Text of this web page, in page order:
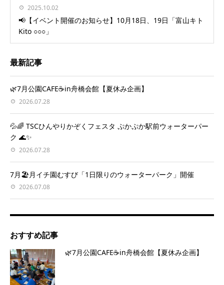
2025.10.02
📢【イベント開催のお知らせ】10月18日、19日「富山キト
Kito ○○○」
最新記事
🌿7月公園CAFE☕️in舟橋会館【夏休み企画】
2026.07.28
💦🌈 TSCひんやりかぞくフェスタ ぷかぷか駅前ウォーターパー
ク 🌊✨
2026.07.28
7月🏖️月イチ園むすび「1日限りのウォーターパーク」開催
2026.07.08
おすすめ記事
🌿7月公園CAFE☕️in舟橋会館【夏休み企画】